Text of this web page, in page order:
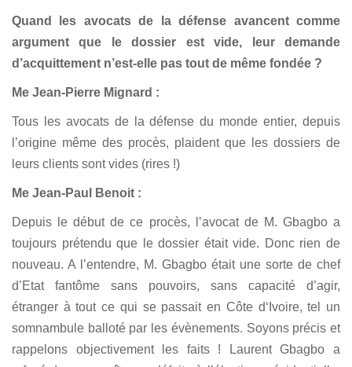
Quand les avocats de la défense avancent comme
argument que le dossier est vide, leur demande
d’acquittement n’est-elle pas tout de même fondée ?
Me Jean-Pierre Mignard :
Tous les avocats de la défense du monde entier, depuis
l’origine même des procès, plaident que les dossiers de
leurs clients sont vides (rires !)
Me Jean-Paul Benoit :
Depuis le début de ce procès, l’avocat de M. Gbagbo a
toujours prétendu que le dossier était vide. Donc rien de
nouveau. A l’entendre, M. Gbagbo était une sorte de chef
d’Etat fantôme sans pouvoirs, sans capacité d’agir,
étranger à tout ce qui se passait en Côte d‘Ivoire, tel un
somnambule balloté par les évènements. Soyons précis et
rappelons objectivement les faits ! Laurent Gbagbo a